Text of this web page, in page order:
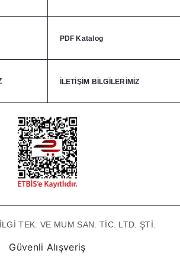
PDF Katalog
İLETİŞİM BİLGİLERİMİZ
TEK. VE MUM SAN. TİC. LTD. ŞTİ.
Güvenli Alışveriş